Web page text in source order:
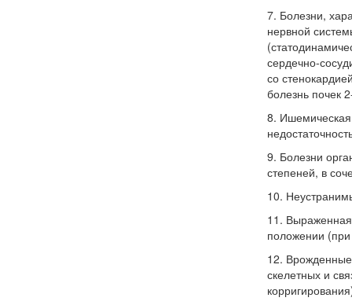
7. Болезни,
нервной
сердечно-
со
болезнь почек
8. Ишемическая
9. Болезни
степеней, в
10.
11. Выраженная
положении
12.
скелетных и